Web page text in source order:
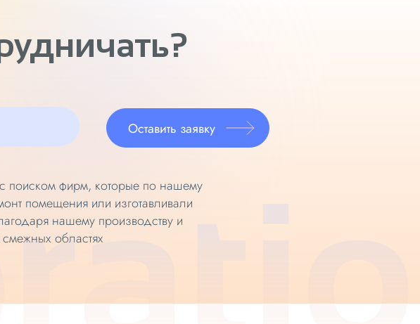
Оставить заявку
поиском фирм, которые по нашему
помещения или изготавливали
нашему производству и
областях